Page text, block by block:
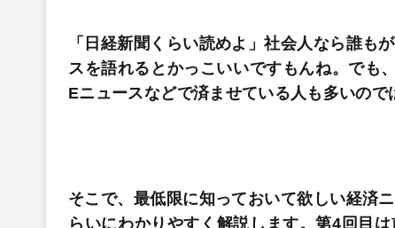
「日経新聞くらい読めよ」社会人なら誰も
スを語れるとかっこいいですもんね。で
Eニュースなどで済ませている人も多いので
そこで、最低限に知っておいて欲しい経済
らいにわかりやすく解説します。第4回目